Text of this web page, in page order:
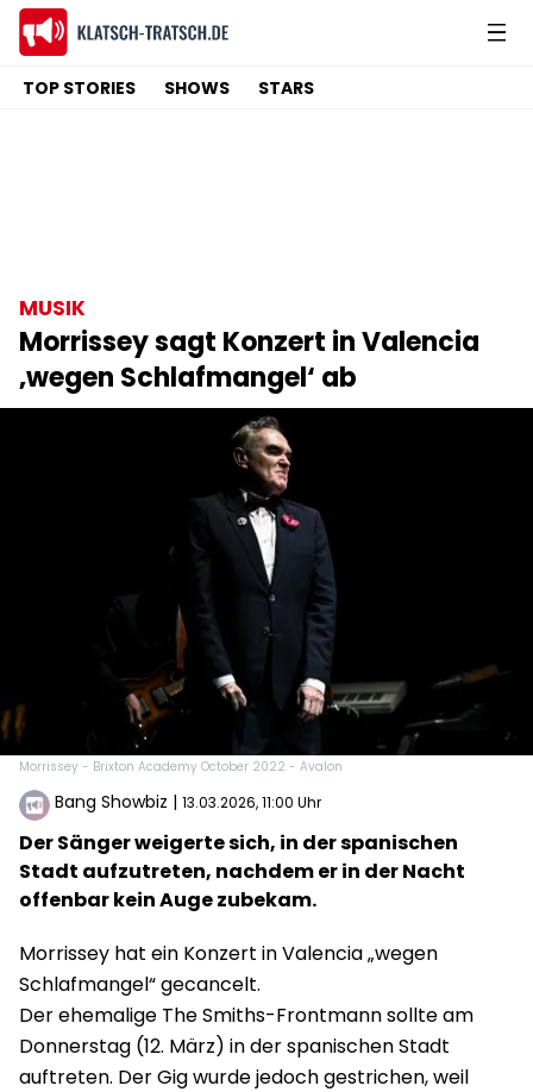
TOP STORIES SHOWS STARS
MUSIK
Morrissey sagt Konzert in Valencia
‚wegen Schlafmangel‘ ab
Morrissey - Brixton Academy October 2022 - Avalon
Bang Showbiz | 13.03.2026, 11:00 Uhr
Der Sänger weigerte sich, in der spanischen
Stadt aufzutreten, nachdem er in der Nacht
offenbar kein Auge zubekam.
Morrissey hat ein Konzert in Valencia „wegen
Schlafmangel“ gecancelt.
Der ehemalige The Smiths-Frontmann sollte am
Donnerstag (12. März) in der spanischen Stadt
auftreten. Der Gig wurde jedoch gestrichen, weil